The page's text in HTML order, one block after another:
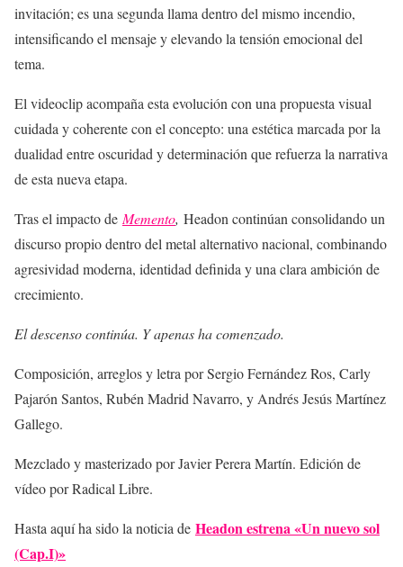
invitación; es una segunda llama dentro del mismo incendio,
intensificando el mensaje y elevando la tensión emocional del
tema.
El videoclip acompaña esta evolución con una propuesta visual
cuidada y coherente con el concepto: una estética marcada por la
dualidad entre oscuridad y determinación que refuerza la narrativa
de esta nueva etapa.
Tras el impacto de Memento, Headon continúan consolidando un
discurso propio dentro del metal alternativo nacional, combinando
agresividad moderna, identidad definida y una clara ambición de
crecimiento.
El descenso continúa. Y apenas ha comenzado.
Composición, arreglos y letra por Sergio Fernández Ros, Carly
Pajarón Santos, Rubén Madrid Navarro, y Andrés Jesús Martínez
Gallego.
Mezclado y masterizado por Javier Perera Martín. Edición de
vídeo por Radical Libre.
Hasta aquí ha sido la noticia de Headon estrena «Un nuevo sol
(Cap.I)»